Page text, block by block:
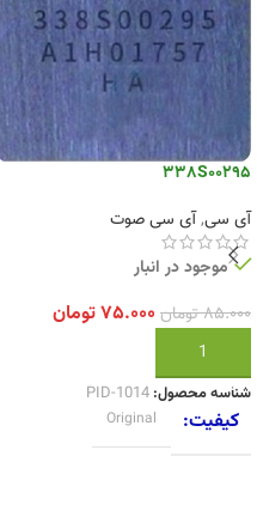
338S00295
آی سی,آی سی صوت
موجود در انبار
۸۵.۰۰۰تومان ۷۵.۰۰۰تومان
افزودن به سبد خرید
شناسه محصول: PID-1014
کیفیت Original